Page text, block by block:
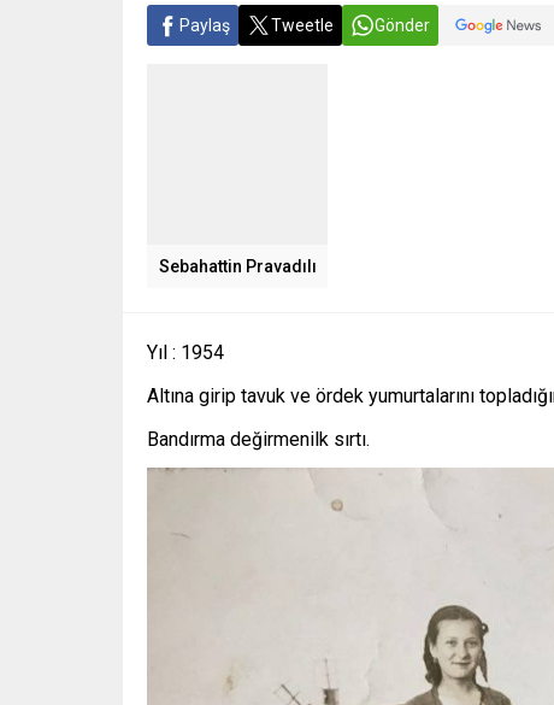
Paylaş Tweetle Gönder
Sebahattin Pravadılı
Yıl : 1954
Altına girip tavuk ve ördek yumurtalarını
Bandırma değirmenilk sırtı.